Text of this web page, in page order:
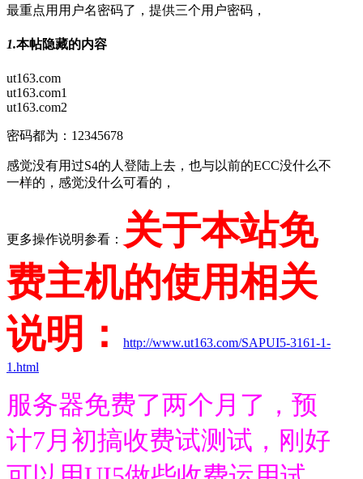
最重点用用户名密码了，提供三个用户密码，
1.本帖隐藏的内容
ut163.com
ut163.com1
ut163.com2
密码都为：12345678
感觉没有用过S4的人登陆上去，也与以前的ECC没什么不
一样的，感觉没什么可看的，
更多操作说明参看：
关于本站免
费主机的使用相关
说明：
http://www.ut163.com/SAPUI5-3161-1-
1.html
服务器免费了两个月了，预
计7月初搞收费试测试，刚好